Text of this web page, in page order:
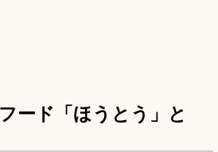
ード「ほうとう」と